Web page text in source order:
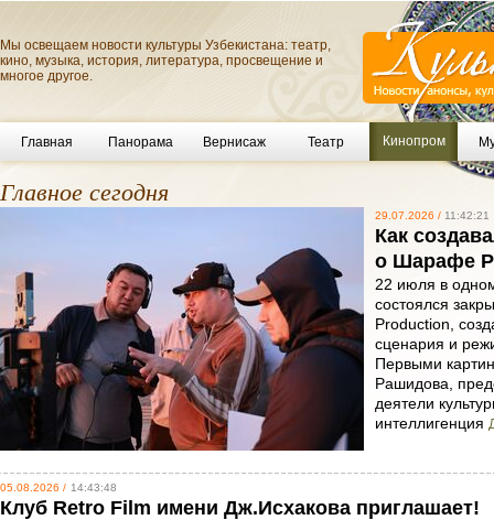
Мы освещаем новости культуры Узбекистана: театр,
кино, музыка, история, литература, просвещение и
многое другое.
Главная Панорама Вернисаж Театр Кинопром
Главное сегодня
29.07.2026 / 11:42:21
Как
о Шарафе
22 июля в
состоялся
Production,
сценария и
Первыми
Рашидова,
деятели
интеллигенция
05.08.2026 / 14:43:48
Клуб Retro Film имени Дж.Исхакова приглашает!